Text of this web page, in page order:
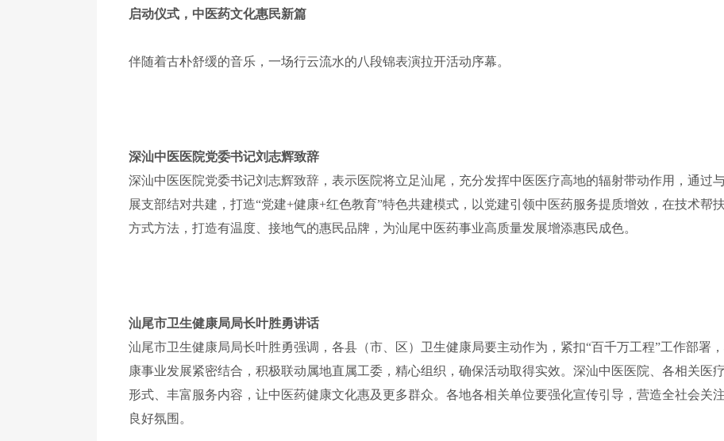
启动仪式，中医药文化惠民新篇
伴随着古朴舒缓的音乐，一场行云流水的八段锦表演拉开活动序幕。
深汕中医医院党委书记刘志辉致辞
深汕中医医院党委书记刘志辉致辞，表示医院将立足汕尾，充分发挥中医医疗高地的辐射带动作用，通过
展支部结对共建，打造“党建+健康+红色教育”特色共建模式，以党建引领中医药服务提质增效，在技术帮
方式方法，打造有温度、接地气的惠民品牌，为汕尾中医药事业高质量发展增添惠民成色。
汕尾市卫生健康局局长叶胜勇讲话
汕尾市卫生健康局局长叶胜勇强调， 各县（市、区）卫生健康局要主动作为，紧扣“百千万工程”工作部署
康事业发展紧密结合，积极联动属地直属工委，精心组织，确保活动取得实效。深汕中医医院、各相关医
形式、丰富服务内容，让中医药健康文化惠及更多群众。各地各相关单位要强化宣传引导，营造全社会关
良好氛围。